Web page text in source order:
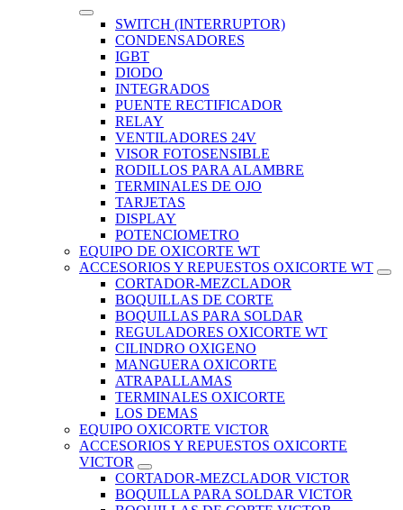
SWITCH (INTERRUPTOR)
CONDENSADORES
IGBT
DIODO
INTEGRADOS
PUENTE RECTIFICADOR
RELAY
VENTILADORES 24V
VISOR FOTOSENSIBLE
RODILLOS PARA ALAMBRE
TERMINALES DE OJO
TARJETAS
DISPLAY
POTENCIOMETRO
EQUIPO DE OXICORTE WT
ACCESORIOS Y REPUESTOS OXICORTE WT
CORTADOR-MEZCLADOR
BOQUILLAS DE CORTE
BOQUILLAS PARA SOLDAR
REGULADORES OXICORTE WT
CILINDRO OXIGENO
MANGUERA OXICORTE
ATRAPALLAMAS
TERMINALES OXICORTE
LOS DEMAS
EQUIPO OXICORTE VICTOR
ACCESORIOS Y REPUESTOS OXICORTE
VICTOR
CORTADOR-MEZCLADOR VICTOR
BOQUILLA PARA SOLDAR VICTOR